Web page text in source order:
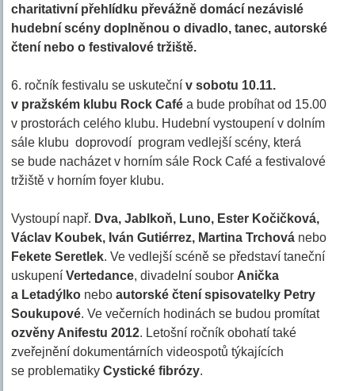
charitativní přehlídku převážně domácí nezávislé
hudební scény doplněnou o divadlo, tanec, autorské
čtení nebo o festivalové tržiště.
6. ročník festivalu se uskutečnív sobotu 10.11.
v pražském klubu Rock Caféa bude probíhat od 15.00
v prostorách celého klubu. Hudební vystoupení v dolním
sále klubu doprovodí program vedlejší scény, která
se bude nacházet v horním sále Rock Café a festivalové
tržiště v horním foyer klubu.
Vystoupí např. Dva, Jablkoň, Luno, Ester Kočičková,
Václav Koubek, Iván Gutiérrez, Martina Trchová nebo
Fekete Seretlek. Ve vedlejší scéně se představí taneční
uskupeníVertedance, divadelní soubor Anička
a Letadýlko neboautorské čtení spisovatelky Petry
Soukupové. Ve večerních hodinách se budou promítat
ozvěny Anifestu 2012. Letošní ročník obohatí také
zveřejnění dokumentárních videospotů týkajících
se problematikyCystické fibrózy.